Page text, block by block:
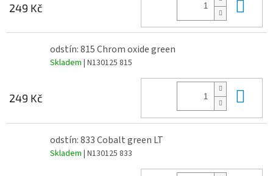
249 Kč
odstín: 815 Chrom oxide green
Skladem | N130125 815
249 Kč
odstín: 833 Cobalt green LT
Skladem | N130125 833